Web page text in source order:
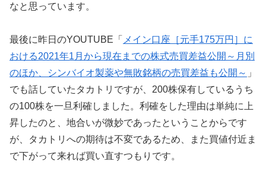
なと思っています。
最後に昨日のYOUTUBE「 メイン口座［元手175万円］に
おける2021年1月から現在までの株式売買差益公開～月別
のほか、シンバイオ製薬や無敗銘柄の売買差益も公開～ 」
でも話していたタカトリですが、200株保有しているうち
の100株を一旦利確しました。利確をした理由は単純に上
昇したのと、地合いが微妙であったということからです
が、タカトリへの期待は不変であるため、また買値付近ま
で下がって来れば買い直すつもりです。